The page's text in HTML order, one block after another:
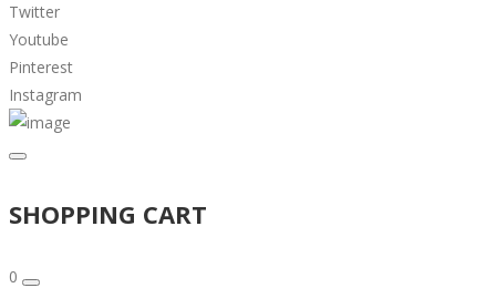
Twitter
Youtube
Pinterest
Instagram
SHOPPING CART
0